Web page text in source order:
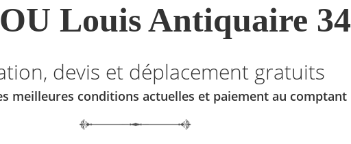
Louis Antiquaire 34
devis et déplacement gratuits
meilleures conditions actuelles et paiement au comptant